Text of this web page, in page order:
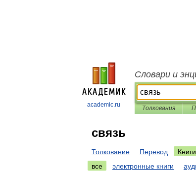
academic.ru
Словари и
Толкования
связь
Толкование Перевод
Книги
все
электронные книги